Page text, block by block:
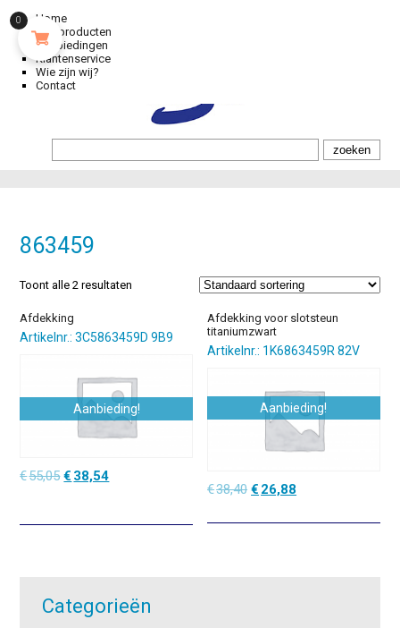
Home
Alle producten
Aanbiedingen
Klantenservice
Wie zijn wij?
Contact
863459
Toont alle 2 resultaten
Afdekking
Artikelnr.: 3C5863459D 9B9
Aanbieding!
€55,05Oorspronkelijke
€55,05.
€ 38,54Huidige
€38,54.
Afdekking voor slotsteun
titaniumzwart
Artikelnr.: 1K6863459R 82V
Aanbieding!
€38,40 Oorspronkelijke
was:
€ 26,88
is:
Categorieën
0